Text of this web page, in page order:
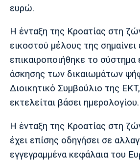
ευρώ.
Η ένταξη της Κροατίας στη
εικοστού μέλους της σημαίνει
επικαιροποιήθηκε το σύστημα
άσκησης των δικαιωμάτων
Διοικητικό Συμβούλιο της
εκτελείται βάσει ημερολογίου.
Η ένταξη της Κροατίας στη
έχει επίσης οδηγήσει σε
εγγεγραμμένα κεφάλαια του